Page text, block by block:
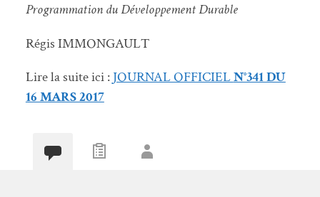
Programmation du Développement Durable
Régis IMMONGAULT
Lire la suite ici : JOURNAL OFFICIELN°341 DU
16 MARS 2017